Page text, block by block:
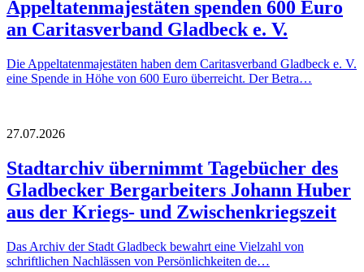
Appeltatenmajestäten spenden 600 Euro
an Caritasverband Gladbeck e. V.
Die Appeltatenmajestäten haben dem Caritasverband Gladbeck e. V.
eine Spende in Höhe von 600 Euro überreicht. Der Betra…
27.07.2026
Stadtarchiv übernimmt Tagebücher des
Gladbecker Bergarbeiters Johann Huber
aus der Kriegs- und Zwischenkriegszeit
Das Archiv der Stadt Gladbeck bewahrt eine Vielzahl von
schriftlichen Nachlässen von Persönlichkeiten de…